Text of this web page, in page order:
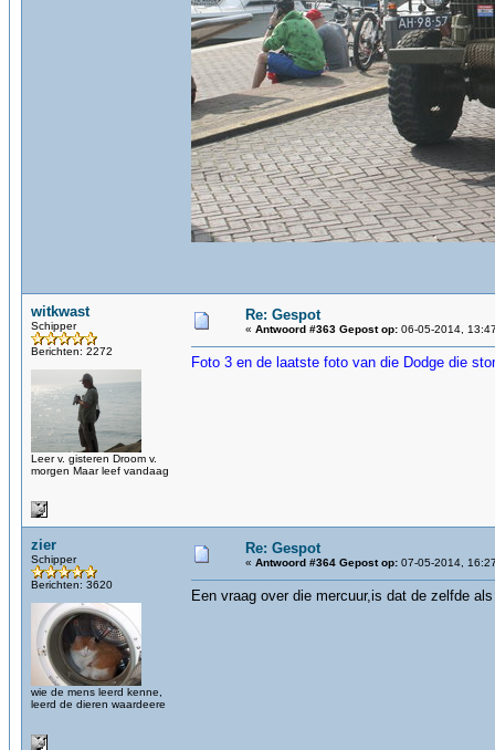
witkwast
Schipper
Berichten: 2272
Leer v. gisteren Droom v.
morgen Maar leef vandaag
Re: Gespot
« Antwoord #363 Gepost op: 06-05-2014,
Foto 3 en de laatste foto van die Dodge die
zier
Schipper
Berichten: 3620
wie de mens leerd kenne,
leerd de dieren waardeere
Re: Gespot
« Antwoord #364 Gepost op: 07-05-2014,
Een vraag over die mercuur,is dat de zelfde